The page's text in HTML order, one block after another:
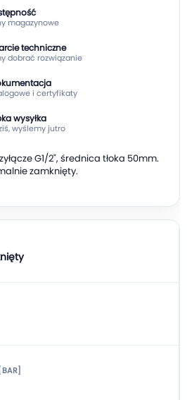
magazynowe
techniczne
dobrać rozwiązanie
i certyfikaty
wysyłka
wyślemy jutro
G1/2", średnica tłoka 50mm.
zamknięty.